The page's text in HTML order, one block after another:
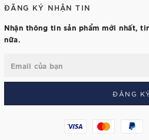
ĐĂNG KÝ NHẬN TIN
Nhận thông tin sản phẩm mới nhất,
nữa.
ĐĂNG